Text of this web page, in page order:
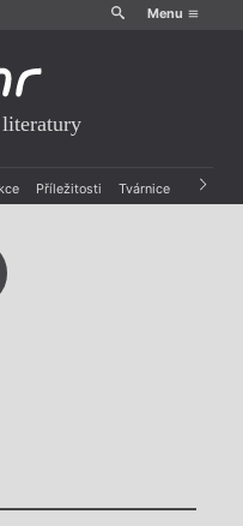
Menu
Příležitosti Tvárnice Archiv